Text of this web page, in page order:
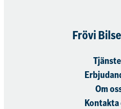
Frövi
Om
Kontakta